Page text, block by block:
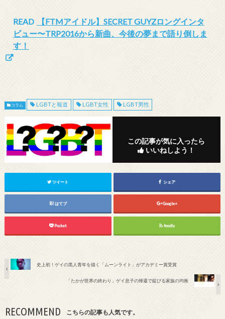
READ
【FTMアイドル】SECRET GUYZロングインタ
ビュー〜TRP2016から新曲、今後の夢まで語り倒しま
す！
コラム LGBTと報道 LGBT女性 LGBT男性
この記事が気に入ったら
いいねしよう！
ツイート シェア
はてブ Google+
Pocket feedly
史上初！ゲイの黒人青年を描く「ムーンライト」がアカデミー賞受賞
「たかが世界の終わり」ゲイ息子の帰還で綻びる家族の均衡
RECOMMEND こちらの記事も人気です。